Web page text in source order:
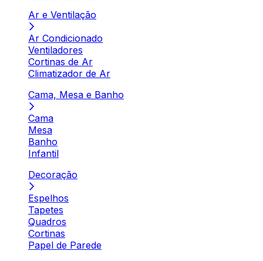
Ar e Ventilação
Ar Condicionado
Ventiladores
Cortinas de Ar
Climatizador de Ar
Cama, Mesa e Banho
Cama
Mesa
Banho
Infantil
Decoração
Espelhos
Tapetes
Quadros
Cortinas
Papel de Parede